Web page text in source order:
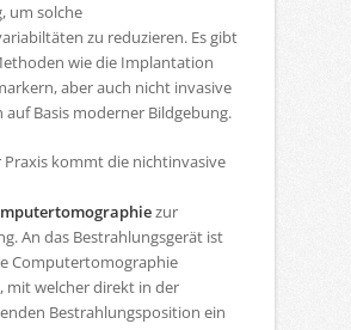
um solche
zu reduzieren. Es gibt
wie die Implantation
aber auch nicht invasive
Basis moderner Bildgebung.
Praxis kommt die nichtinvasive
zur
An das Bestrahlungsgerät ist
Computertomographie
mit welcher direkt in der
Bestrahlungsposition ein